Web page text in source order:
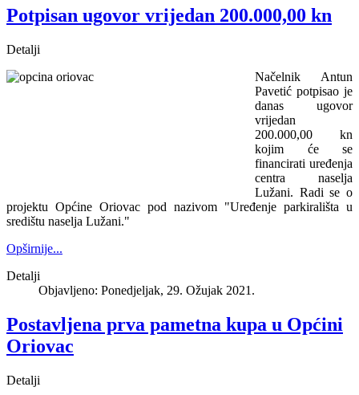
Potpisan ugovor vrijedan 200.000,00 kn
Detalji
Načelnik Antun
Pavetić potpisao je
danas ugovor
vrijedan
200.000,00 kn
kojim će se
financirati uređenja
centra naselja
Lužani. Radi se o
projektu Općine Oriovac pod nazivom "Uređenje parkirališta u
središtu naselja Lužani."
Opširnije...
Detalji
Objavljeno: Ponedjeljak, 29. Ožujak 2021.
Postavljena prva pametna kupa u Općini
Oriovac
Detalji